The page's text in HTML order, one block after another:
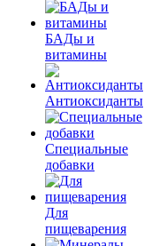
БАДы и
витамины
Антиоксиданты
Специальные
добавки
Для
пищеварения